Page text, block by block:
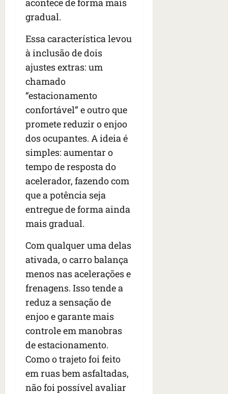
gradual.
Essa característica levou
à inclusão de dois
ajustes extras: um
chamado
“estacionamento
confortável” e outro que
promete reduzir o enjoo
dos ocupantes. A ideia é
simples: aumentar o
tempo de resposta do
acelerador, fazendo com
que a potência seja
entregue de forma ainda
mais gradual.
Com qualquer uma delas
ativada, o carro balança
menos nas acelerações e
frenagens. Isso tende a
reduz a sensação de
enjoo e garante mais
controle em manobras
de estacionamento.
Como o trajeto foi feito
em ruas bem asfaltadas,
não foi possível avaliar